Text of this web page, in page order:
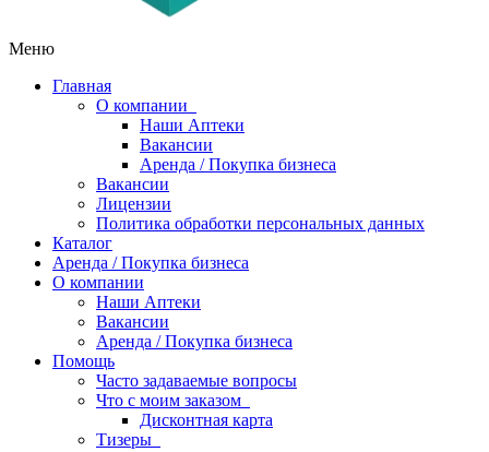
Меню
Главная
О компании
Наши Аптеки
Вакансии
Аренда / Покупка бизнеса
Вакансии
Лицензии
Политика обработки персональных данных
Каталог
Аренда / Покупка бизнеса
О компании
Наши Аптеки
Вакансии
Аренда / Покупка бизнеса
Помощь
Часто задаваемые вопросы
Что с моим заказом
Дисконтная карта
Тизеры